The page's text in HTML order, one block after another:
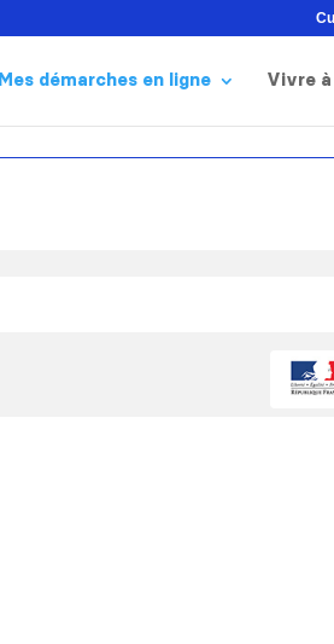
Mes démarches en ligne Vivre à